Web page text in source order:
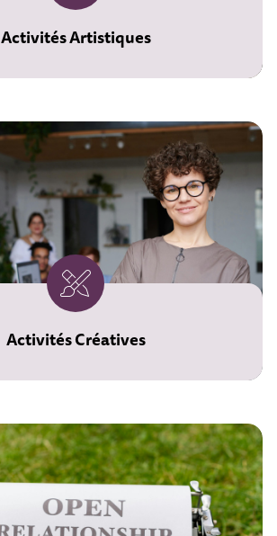
Activités Artistiques
Activités Créatives